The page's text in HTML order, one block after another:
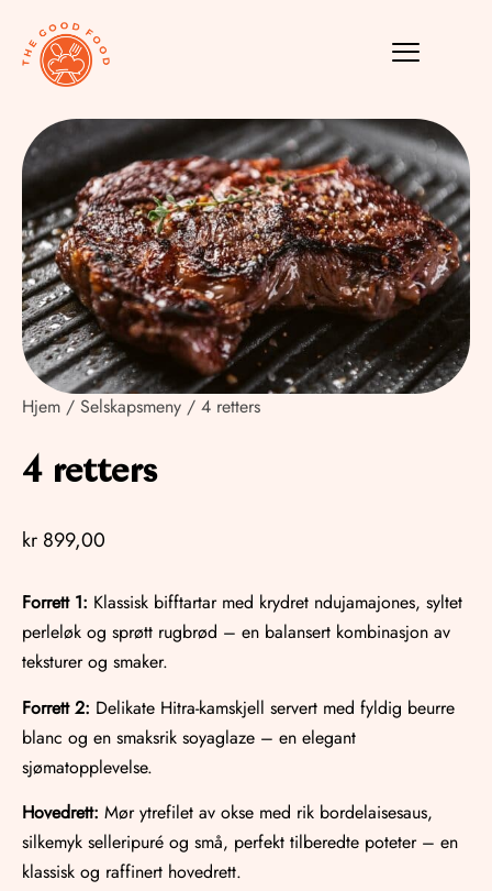
Hjem / Selskapsmeny / 4 retters
4 retters
kr 899,00
Forrett 1: Klassisk bifftartar med krydret ndujamajones, syltet
perleløk og sprøtt rugbrød – en balansert kombinasjon av
teksturer og smaker.
Forrett 2: Delikate Hitra-kamskjell servert med fyldig beurre
blanc og en smaksrik soyaglaze – en elegant
sjømatopplevelse.
Hovedrett: Mør ytrefilet av okse med rik bordelaisesaus,
silkemyk selleripuré og små, perfekt tilberedte poteter – en
klassisk og raffinert hovedrett.